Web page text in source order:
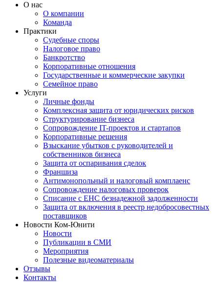
О нас
О компании
Команда
Практики
Судебные споры
Налоговое право
Банкротство
Корпоративные отношения
Государственные и коммерческие закупки
Семейное право
Услуги
Личные фонды
Комплексная защита от юридических рисков
Структурирование бизнеса
Сопровождение IT-проектов и стартапов
Корпоративные решения
Взыскание убытков с руководителей и
собственников бизнеса
Защита от оспаривания сделок
Франшиза
Антимонопольный и налоговый комплаенс
Сопровождение налоговых проверок
Списание с ЕНС безнадежной задолженности
Защита от включения в реестр недобросовестных
поставщиков
Новости Ком-Юнити
Новости
Публикации в СМИ
Мероприятия
Полезные видеоматериалы
Отзывы
Контакты